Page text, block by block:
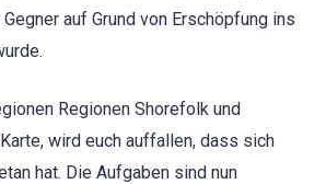
auf Grund von Erschöpfung ins
Regionen Shorefolk und
wird euch auffallen, dass sich
hat. Die Aufgaben sind nun